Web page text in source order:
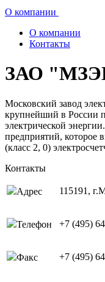
О компании
О компании
Контакты
ЗАО
Московский завод
крупнейший в России
электрической
предприятий, которое
(класс 2, 0)
Контакты
Адрес 115191,
Телефон +7 (495)
Факс +7 (495)